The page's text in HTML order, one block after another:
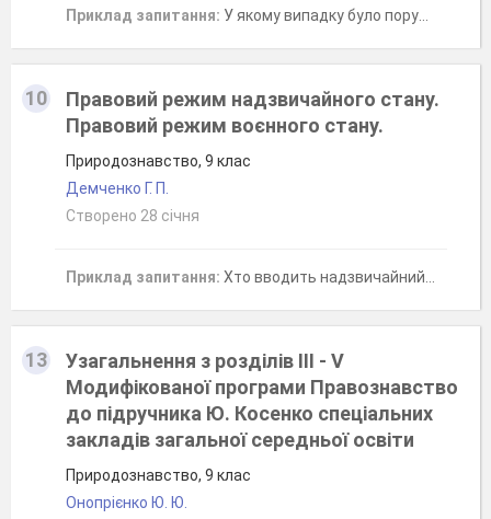
Приклад запитання: У якому випадку було порушено норми трудового права?
10
Правовий режим надзвичайного стану.
Правовий режим воєнного стану.
Природознавство, 9 клас
Демченко Г. П.
Створено 28 січня
Приклад запитання: Хто вводить надзвичайний стан в Україні?
13
Узагальнення з розділів III - V
Модифікованої програми Правознавство
до підручника Ю. Косенко спеціальних
закладів загальної середньої освіти
Природознавство, 9 клас
Онопрієнко Ю. Ю.